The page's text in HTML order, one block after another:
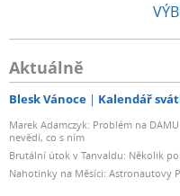
Aktuálně
Blesk Vánoce Kalendář
Marek Adamczyk: Problém na
nevědí, co s ním
Brutální útok v Tanvaldu: Několik
Nahotinky na Měsíci: Astronautovy